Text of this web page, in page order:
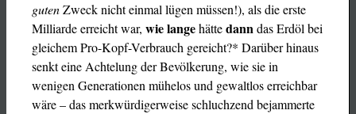
gutenZweck nicht einmal lügen müssen!), als die erste
Milliarde erreicht war, wie langehättedanndas Erdöl bei
gleichem Pro-Kopf-Verbrauch gereicht?* Darüber hinaus
senkt eine Achtelung der Bevölkerung, wie sie in
wenigen Generationen mühelos und gewaltlos erreichbar
wäre – das merkwürdigerweise schluchzend bejammerte